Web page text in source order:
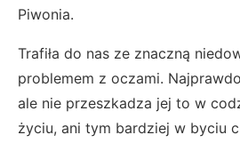
Piwonia.
Trafiła do nas ze znaczną
problemem z oczami.
ale nie przeszkadza jej to w
życiu, ani tym bardziej w byciu